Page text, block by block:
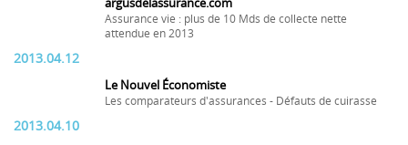
argusdelassurance.com
Assurance vie : plus de 10 Mds de collecte nette
attendue en 2013
2013.04.12
Le Nouvel Économiste
Les comparateurs d'assurances - Défauts de cuirasse
2013.04.10